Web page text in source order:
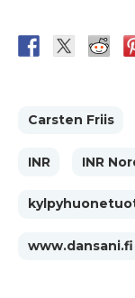
Carsten Friis
INR INR
​www.dansani.fi